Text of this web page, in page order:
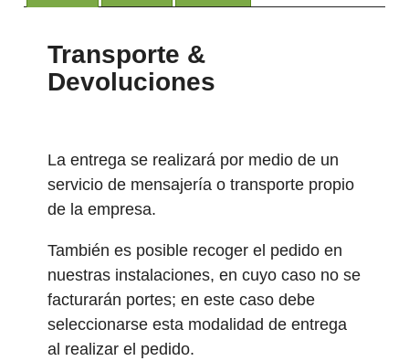
Transporte &
Devoluciones
La entrega se realizará por medio de un
servicio de mensajería o transporte propio
de la empresa.
También es posible recoger el pedido en
nuestras instalaciones, en cuyo caso no se
facturarán portes; en este caso debe
seleccionarse esta modalidad de entrega
al realizar el pedido.